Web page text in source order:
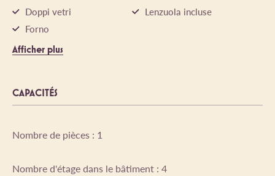
Doppi vetri
Lenzuola incluse
Forno
Afficher plus
CAPACITÉS
Nombre de pièces : 1
Nombre d'étage dans le bâtiment : 4